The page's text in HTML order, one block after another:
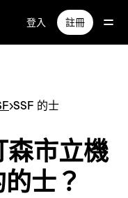
登入 註冊
>SSF 的士
森市立機
士？